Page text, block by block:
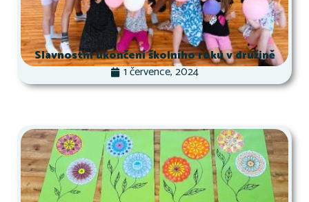
Slavnostní ukončení školního roku v družině
1 července, 2024